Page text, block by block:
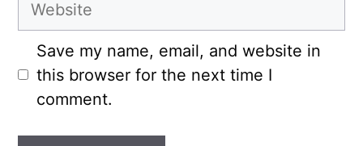
Save my name, email, and website in
this browser for the next time I
comment.